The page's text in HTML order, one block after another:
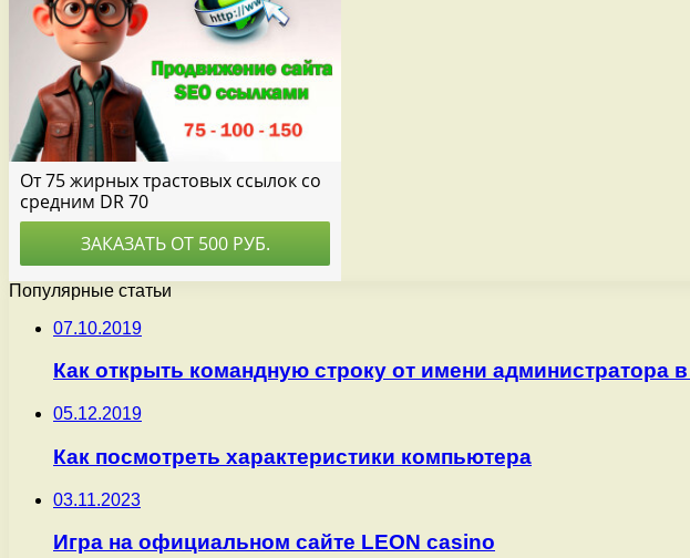
Популярные статьи
07.10.2019
Как открыть командную строку от имени администратора
05.12.2019
Как посмотреть характеристики компьютера
03.11.2023
Игра на официальном сайте LEON casino